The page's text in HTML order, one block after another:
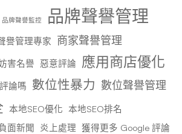
品牌聲譽監控 品牌聲譽管理
譽管理專家 商家聲譽管理
害名譽 惡意評論 應用商店優化
論嗎 數位性暴力 數位聲譽管理
本地SEO優化 本地SEO排名
面新聞 炎上處理 獲得更多 Google 評論